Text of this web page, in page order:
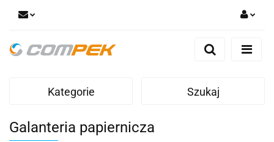
Zaloguj się
Zgody cookies
Kategorie Szukaj
Galanteria papiernicza